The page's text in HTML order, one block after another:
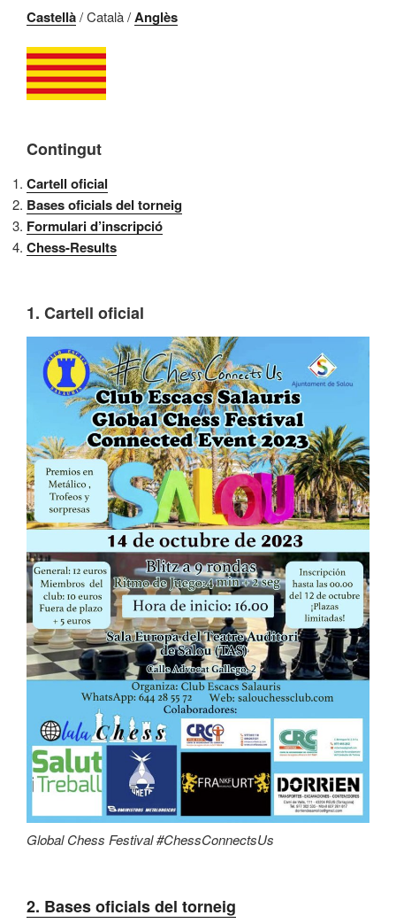
Castellà/ Català /Anglès
Contingut
Cartell oficial
Bases oficials del torneig
Formulari d’inscripció
Chess-Results
1. Cartell oficial
Global Chess Festival #ChessConnectsUs
2. Bases oficials del torneig